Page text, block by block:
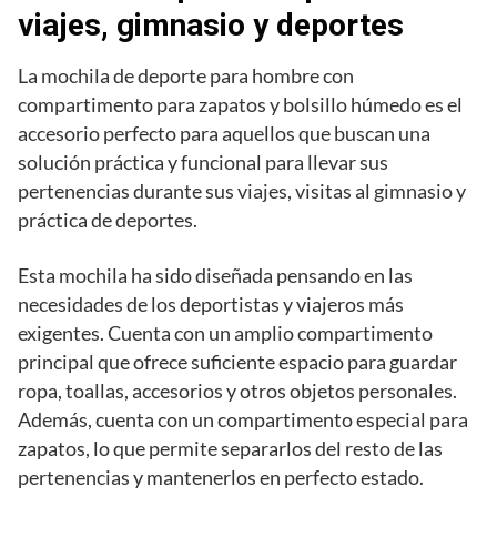
viajes, gimnasio y deportes
La mochila de deporte para hombre con
compartimento para zapatos y bolsillo húmedo es el
accesorio perfecto para aquellos que buscan una
solución práctica y funcional para llevar sus
pertenencias durante sus viajes, visitas al gimnasio y
práctica de deportes.
Esta mochila ha sido diseñada pensando en las
necesidades de los deportistas y viajeros más
exigentes. Cuenta con un amplio compartimento
principal que ofrece suficiente espacio para guardar
ropa, toallas, accesorios y otros objetos personales.
Además, cuenta con un compartimento especial para
zapatos, lo que permite separarlos del resto de las
pertenencias y mantenerlos en perfecto estado.